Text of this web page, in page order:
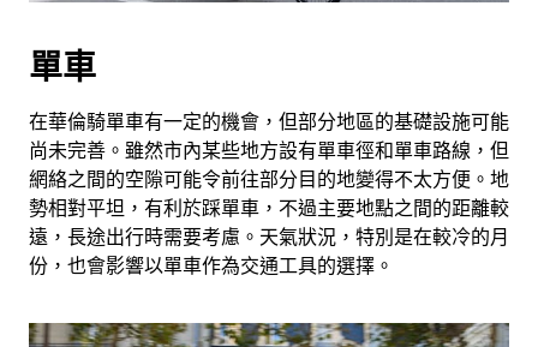
單車
在華倫騎單車有一定的機會，但部分地區的基礎設施可能
尚未完善。雖然市內某些地方設有單車徑和單車路線，但
網絡之間的空隙可能令前往部分目的地變得不太方便。地
勢相對平坦，有利於踩單車，不過主要地點之間的距離較
遠，長途出行時需要考慮。天氣狀況，特別是在較冷的月
份，也會影響以單車作為交通工具的選擇。